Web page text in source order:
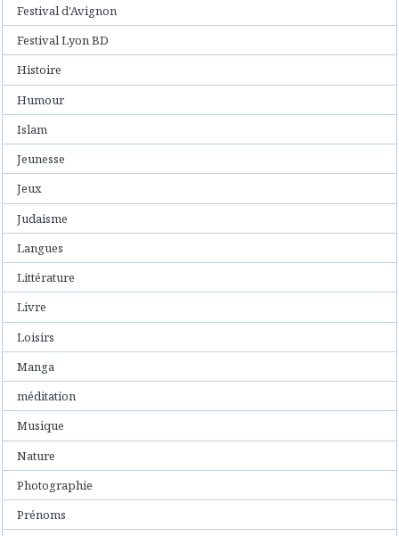
Festival d'Avignon
Festival Lyon BD
Histoire
Humour
Islam
Jeunesse
Jeux
Judaisme
Langues
Littérature
Livre
Loisirs
Manga
méditation
Musique
Nature
Photographie
Prénoms